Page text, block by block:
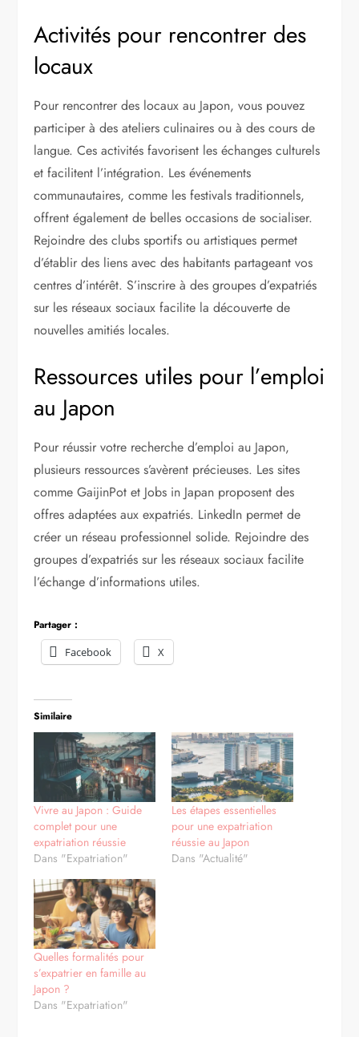
Activités pour rencontrer des
locaux
Pour rencontrer des locaux au Japon, vous pouvez
participer à des ateliers culinaires ou à des cours de
langue. Ces activités favorisent les échanges culturels
et facilitent l’intégration. Les événements
communautaires, comme les festivals traditionnels,
offrent également de belles occasions de socialiser.
Rejoindre des clubs sportifs ou artistiques permet
d’établir des liens avec des habitants partageant vos
centres d’intérêt. S’inscrire à des groupes d’expatriés
sur les réseaux sociaux facilite la découverte de
nouvelles amitiés locales.
Ressources utiles pour l’emploi
au Japon
Pour réussir votre recherche d’emploi au Japon,
plusieurs ressources s’avèrent précieuses. Les sites
comme GaijinPot et Jobs in Japan proposent des
offres adaptées aux expatriés. LinkedIn permet de
créer un réseau professionnel solide. Rejoindre des
groupes d’expatriés sur les réseaux sociaux facilite
l’échange d’informations utiles.
Partager :
Facebook
X
Similaire
Vivre au Japon : Guide
complet pour une
expatriation réussie
Dans "Expatriation"
Les étapes essentielles
pour une expatriation
réussie au Japon
Dans "Actualité"
Quelles formalités pour
s’expatrier en famille au
Japon ?
Dans "Expatriation"